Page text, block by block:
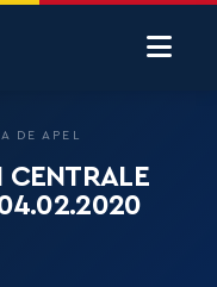
DE APEL
CENTRALE
04.02.2020